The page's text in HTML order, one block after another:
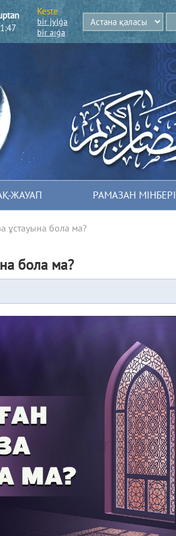
Keste
bіr jylǵa
bіr aıǵa
ЖАУАП РАМАЗАН МІНБЕРІ
ұстауына бола ма?
бола ма?